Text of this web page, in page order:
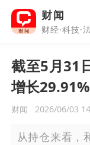
财闻
财经·科技·
截至5月31
增长29.91%
财闻 2026/06/03
从持仓来看，